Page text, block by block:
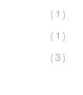
( 1 )
( 1 )
( 3 )